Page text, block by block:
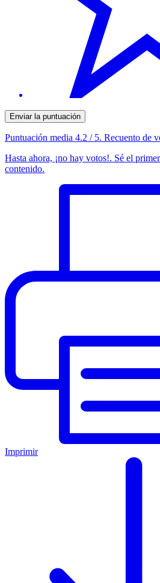
Enviar la puntuación
Puntuación media 4.2 / 5. Recuento de
Hasta ahora, ¡no hay votos!. Sé el
contenido.
Imprimir